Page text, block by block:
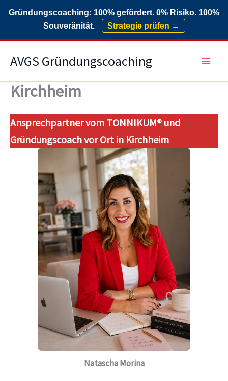
Gründungscoaching: 100% gefördert. 0% Risiko. 100%
Souveränität.
Strategie prüfen →
InhaltAVGS Gründungscoaching
Kirchheim
Ansprechpartner vom TONNIKUM® und
Gründungscoach vor Ort in Kirchheim
Natascha Morina